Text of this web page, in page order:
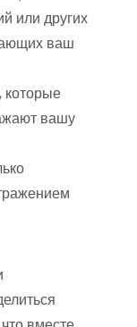
или других
ваш
которые
вашу